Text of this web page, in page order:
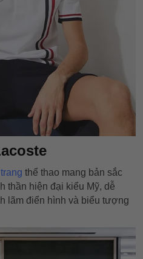
thể thao mang bản sắc
thần hiện đại kiểu Mỹ, dễ
lãm điển hình và biểu tượng